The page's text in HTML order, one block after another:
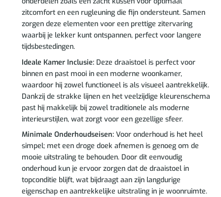
zitcomfort en een rugleuning die fijn ondersteunt. Samen
zorgen deze elementen voor een prettige zitervaring
waarbij je lekker kunt ontspannen, perfect voor langere
tijdsbestedingen.
Ideale Kamer Inclusie:Deze draaistoel is perfect voor
binnen en past mooi in een moderne woonkamer,
waardoor hij zowel functioneel is als visueel aantrekkelijk.
Dankzij de strakke lijnen en het veelzijdige kleurenschema
past hij makkelijk bij zowel traditionele als moderne
interieurstijlen, wat zorgt voor een gezellige sfeer.
Minimale Onderhoudseisen:Voor onderhoud is het heel
simpel; met een droge doek afnemen is genoeg om de
mooie uitstraling te behouden. Door dit eenvoudig
onderhoud kun je ervoor zorgen dat de draaistoel in
topconditie blijft, wat bijdraagt aan zijn langdurige
eigenschap en aantrekkelijke uitstraling in je woonruimte.